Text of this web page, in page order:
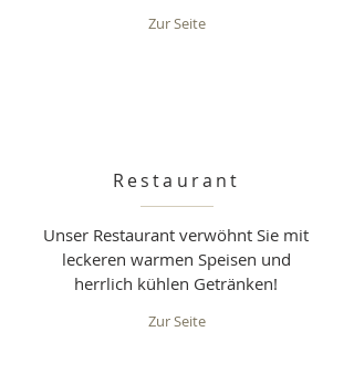
Zur Seite
Restaurant
Unser Restaurant verwöhnt Sie mit
leckeren warmen Speisen und
herrlich kühlen Getränken!
Zur Seite